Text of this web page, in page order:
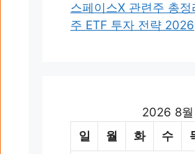
스페이스X 관련주 총정
주 ETF 투자 전략 2026
2026 8월
일
월 화 수